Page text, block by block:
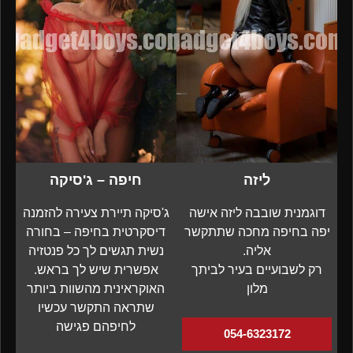
ליזה
דוגמנית שובבה ליזה אישה
יפה בחיפה מחכה שתתקשר
אליה.
רק לשבועיים בעיר לביתך
מלון
054-6323172
חיפה – ג'סיקה
ג'סיקה תיירת צעירה להזמנה
דיסקרטית בחיפה – בחורה
נשית תגשים לך כל פנטזיה
אפשרית שיש לך בראש.
האוקראינית מהשוות ביותר
שתראה התקשר עכשיו
לחיפהם פגישה